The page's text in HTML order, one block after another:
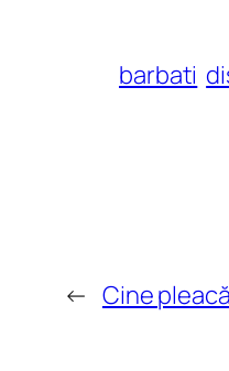
barbati
← Cine